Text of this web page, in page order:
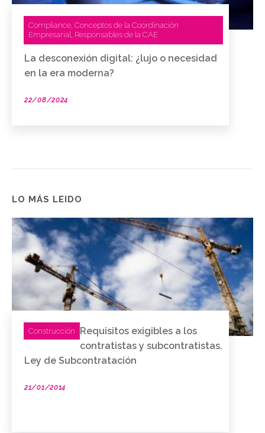
Compliance, Conceptos de la Coordinación
Empresarial , Responsables de la CAE
La desconexión digital: ¿lujo o necesidad
en la era moderna?
22/08/2024
LO MÁS LEIDO
Construcción
Requisitos exigibles a los
contratistas y subcontratistas.
Ley de Subcontratación
21/01/2014